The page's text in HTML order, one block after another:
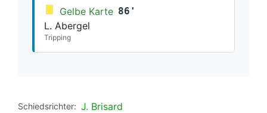
Gelbe Karte 86'
L. Abergel
Tripping
Schiedsrichter: J. Brisard